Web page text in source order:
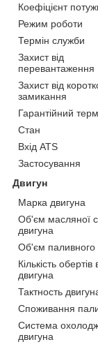
Коефіцієнт
Режим роботи
Термін служби
Захист від
перевантаження
Захист від
замикання
Гарантійний
Стан
Вхід ATS
Застосування
Двигун
Марка двигуна
Об'єм масляної
двигуна
Об'єм паливного
Кількість обертів
двигуна
Тактность
Споживання
Система
двигуна